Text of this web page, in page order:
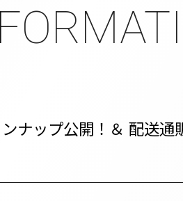
ナップ公開！＆ 配送通